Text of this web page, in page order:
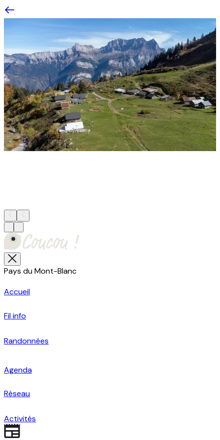
Pays du Mont-Blanc
Accueil
Fil info
Randonnées
Agenda
Réseau
Activités